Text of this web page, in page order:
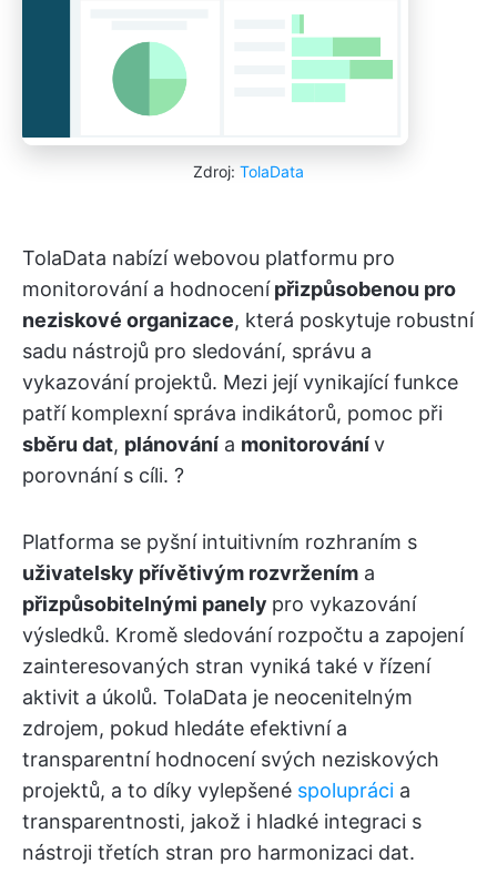
Zdroj: TolaData
TolaData nabízí webovou platformu pro
monitorování a hodnocenípřizpůsobenou pro
neziskové organizace, která poskytuje robustní
sadu nástrojů pro sledování, správu a
vykazování projektů. Mezi její vynikající funkce
patří komplexní správa indikátorů, pomoc při
sběru dat, plánování a monitorovánív
porovnání s cíli. ?
Platforma se pyšní intuitivním rozhraním s
uživatelsky přívětivým rozvržením a
přizpůsobitelnými panely pro vykazování
výsledků. Kromě sledování rozpočtu a zapojení
zainteresovaných stran vyniká také v řízení
aktivit a úkolů. TolaData je neocenitelným
zdrojem, pokud hledáte efektivní a
transparentní hodnocení svých neziskových
projektů, a to díky vylepšené spolupráci a
transparentnosti, jakož i hladké integraci s
nástroji třetích stran pro harmonizaci dat.